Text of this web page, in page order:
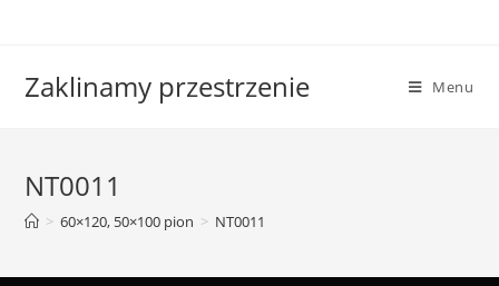
Zaklinamy przestrzenie Menu
NT0011
> 60×120, 50×100 pion > NT0011